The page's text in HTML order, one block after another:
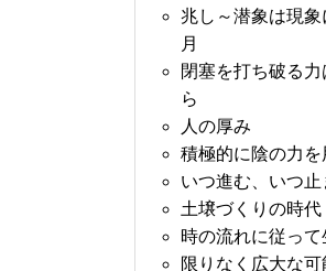
兆し～潜象は現
月
閉塞を打ち破る
ら
人の厚み
積極的に陰の力を
いつ進む、いつ
土壌づくりの時代
時の流れに従って
限りなく広大な可